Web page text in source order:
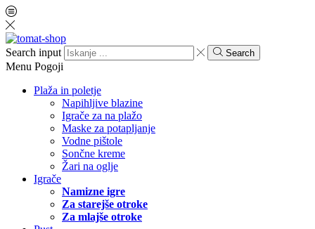
Search input Search
Menu Pogoji
Plaža in poletje
Napihljive blazine
Igrače za na plažo
Maske za potapljanje
Vodne pištole
Sončne kreme
Žari na oglje
Igrače
Namizne igre
Za starejše otroke
Za mlajše otroke